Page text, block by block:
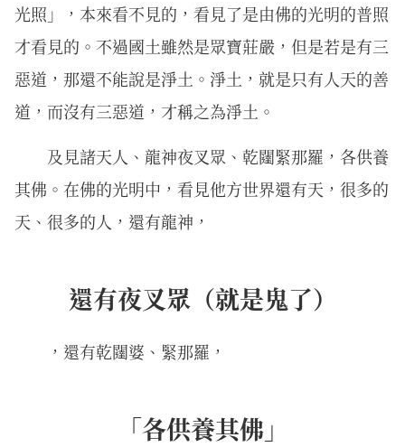
光照」，本來看不見的，看見了是由佛的光明的普照
才看見的。不過國土雖然是眾寶莊嚴，但是若是有三
惡道，那還不能說是淨土。淨土，就是只有人天的善
道，而沒有三惡道，才稱之為淨土。
及見諸天人、龍神夜叉眾、乾闥緊那羅，各供養
其佛。在佛的光明中，看見他方世界還有天，很多的
天、很多的人，還有龍神，
還有夜叉眾（就是鬼了）
，還有乾闥婆、緊那羅，
「各供養其佛」